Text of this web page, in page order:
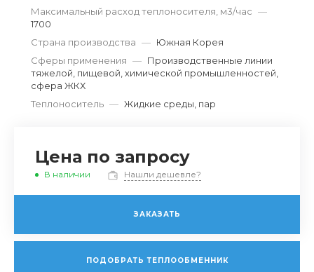
Максимальный расход теплоносителя, м3/час —
1700
Страна производства — Южная Корея
Сферы применения — Производственные линии
тяжелой, пищевой, химической промышленностей,
сфера ЖКХ
Теплоноситель — Жидкие среды, пар
Цена по запросу
В наличии Нашли дешевле?
ЗАКАЗАТЬ
ПОДОБРАТЬ ТЕПЛООБМЕННИК